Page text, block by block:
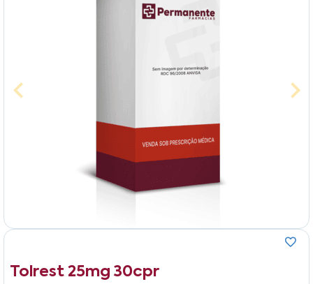
Tolrest 25mg 30cpr